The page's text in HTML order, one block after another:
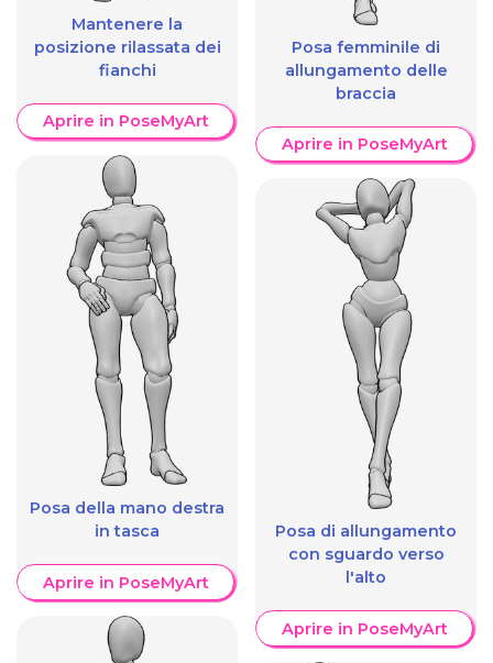
Mantenere la
posizione rilassata dei
fianchi
Aprire in PoseMyArt
Posa della mano destra
in tasca
Aprire in PoseMyArt
Posa femminile di
allungamento delle
braccia
Aprire in PoseMyArt
Posa di allungamento
con sguardo verso
l'alto
Aprire in PoseMyArt